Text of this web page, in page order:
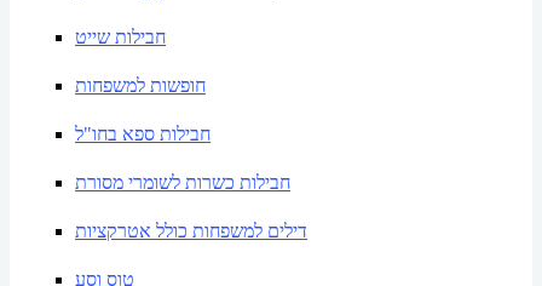
חבילות שייט
חופשות למשפחות
חבילות ספא בחו"ל
חבילות כשרות לשומרי מסורת
דילים למשפחות כולל אטרקציות
טוס וסע